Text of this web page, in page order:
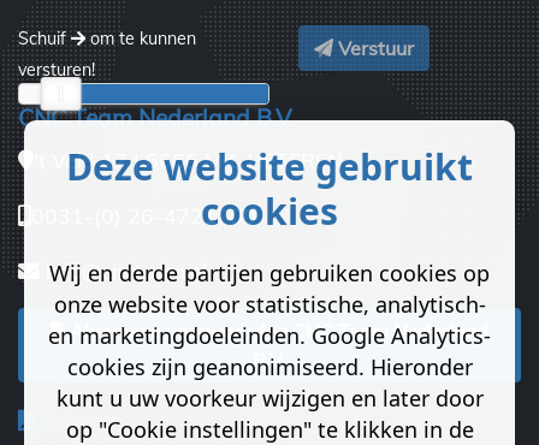
Schuif
om te kunnen
versturen!
Verstuur
CNC Team Nederland B.V.
't Veld 17 | 6666 MK HETEREN
0031-(0) 26-4721700
info@cncteam.nl
Algemene voorwaarden CNC Team Nederland
B.V.
LinkedIn
Deze website gebruikt
cookies
Wij en derde partijen gebruiken cookies op
onze website voor statistische, analytisch-
en marketingdoeleinden. Google Analytics-
cookies zijn geanonimiseerd. Hieronder
kunt u uw voorkeur wijzigen en later door
op "Cookie instellingen" te klikken in de